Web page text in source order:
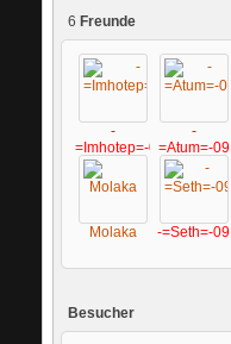
6 Freunde
-
=Imhotep=-09
-
=Atum=-09
Molaka -=Seth=-09
Besucher